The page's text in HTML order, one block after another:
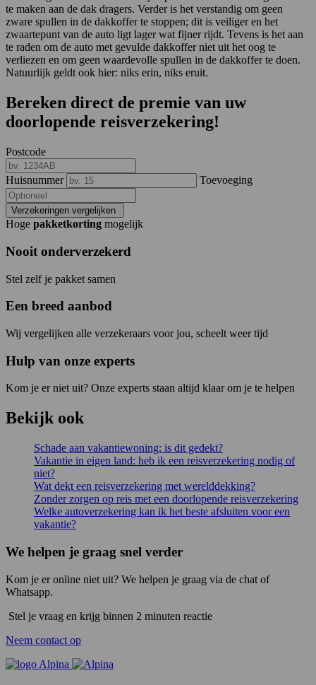
te maken aan de dak dragers. Verder is het verstandig om geen
zware spullen in de dakkoffer te stoppen; dit is veiliger en het
zwaartepunt van de auto ligt lager wat fijner rijdt. Tevens is het aan
te raden om de auto met gevulde dakkoffer niet uit het oog te
verliezen en om geen waardevolle spullen in de dakkoffer te doen.
Natuurlijk geldt ook hier: niks erin, niks eruit.
Bereken direct de premie van uw
doorlopende reisverzekering!
Postcode
Huisnummer Toevoeging
Verzekeringen vergelijken
Hoge pakketkorting mogelijk
Nooit onderverzekerd
Stel zelf je pakket samen
Een breed aanbod
Wij vergelijken alle verzekeraars voor jou, scheelt weer tijd
Hulp van onze experts
Kom je er niet uit? Onze experts staan altijd klaar om je te helpen
Bekijk ook
Schade aan vakantiewoning: is dit gedekt?
Vakantie in eigen land: heb ik een reisverzekering nodig of
niet?
Wat dekt een reisverzekering met werelddekking?
Zonder zorgen op reis met een doorlopende reisverzekering
Welke autoverzekering kan ik het beste afsluiten voor een
vakantie?
We helpen je graag snel verder
Kom je er online niet uit? We helpen je graag via de chat of
Whatsapp.
Stel je vraag en krijg binnen 2 minuten reactie
Neem contact op